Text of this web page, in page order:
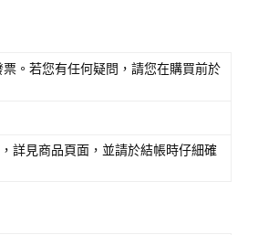
。若您有任何疑問，請您在購買前於
詳見商品頁面，並請於結帳時仔細確